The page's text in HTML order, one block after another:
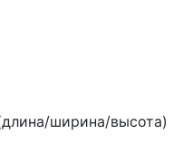
ширина/высота)